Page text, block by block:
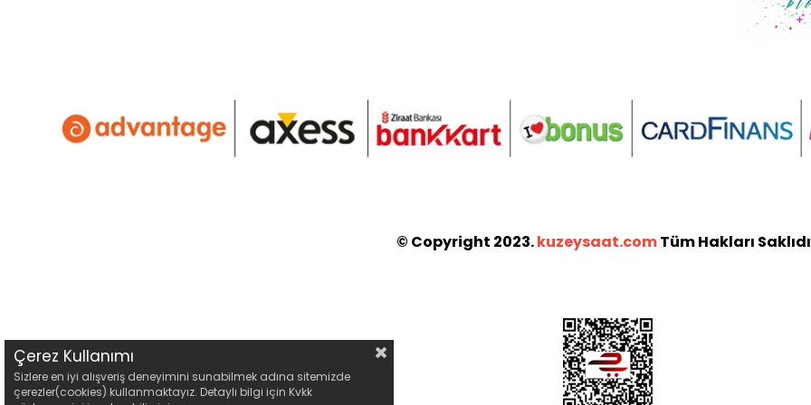
© Copyright 2023.kuzeysaat.comTüm Hakları
Çerez Kullanımı
Sizlere en iyi alışveriş deneyimini sunabilmek adına sitemizde
çerezler(cookies) kullanmaktayız. Detaylı bilgi için Kvkk